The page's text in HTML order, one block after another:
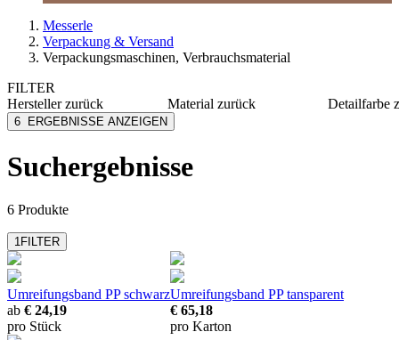
Messerle
Verpackung & Versand
Verpackungsmaschinen, Verbrauchsmaterial
FILTER
Herstellerzurück
Hagenauer und Denk
MESSERLE
Material zurück
Detailfarbe
6 ERGEBNISSE ANZEIGEN
Suchergebnisse
6 Produkte
1FILTER
Umreifungsband PP schwarz
ab € 24,19
pro Stück
Umreifungsband PP tansparent
€ 65,18
pro Karton